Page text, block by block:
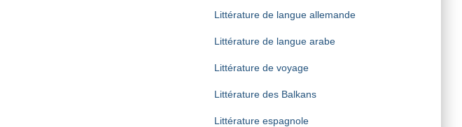
Littérature de langue allemande
Littérature de langue arabe
Littérature de voyage
Littérature des Balkans
Littérature espagnole